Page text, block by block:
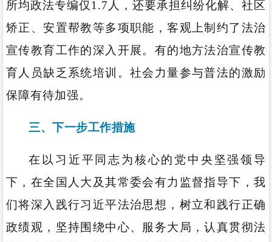
所均政法专编仅1.7人，还要承担纠纷化解、社区
矫正、安置帮教等多项职能，客观上制约了法治
宣传教育工作的深入开展。有的地方法治宣传教
育人员缺乏系统培训。社会力量参与普法的激励
保障有待加强。
三、下一步工作措施
在以习近平同志为核心的党中央坚强领导
下，在全国人大及其常委会有力监督指导下，我
们将深入践行习近平法治思想，树立和践行正确
政绩观，坚持围绕中心、服务大局，认真贯彻法